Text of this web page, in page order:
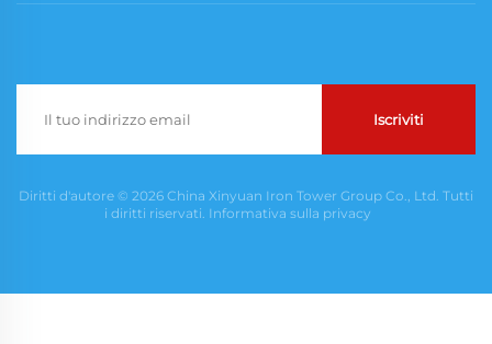
Iscriviti
Diritti d'autore © 2026 China Xinyuan Iron Tower Group Co., Ltd. Tutti
i diritti riservati. Informativa sulla privacy